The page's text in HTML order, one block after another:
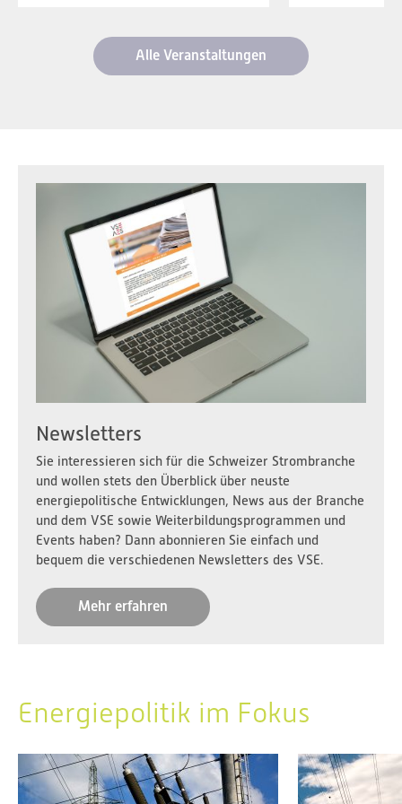
Alle Veranstaltungen
Newsletters
Sie interessieren sich für die Schweizer Strombranche
und wollen stets den Überblick über neuste
energiepolitische Entwicklungen, News aus der Branche
und dem VSE sowie Weiterbildungsprogrammen und
Events haben? Dann abonnieren Sie einfach und
bequem die verschiedenen Newsletters des VSE.
Mehr erfahren
Energiepolitik im Fokus